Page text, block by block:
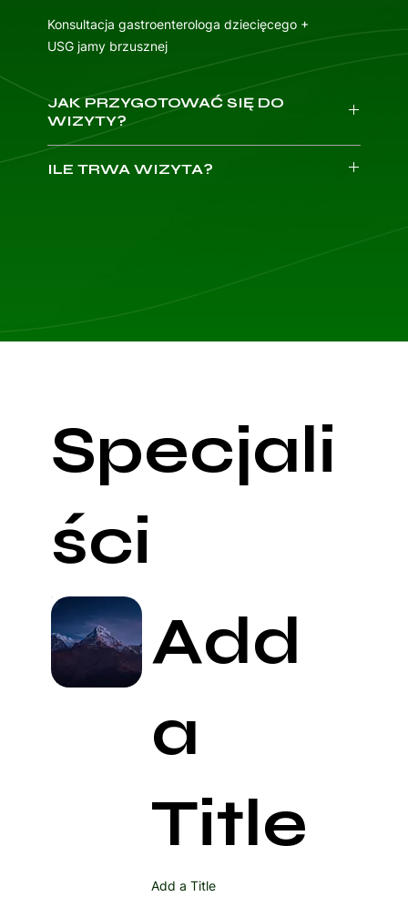
Konsultacja gastroenterologa dziecięcego +
USG jamy brzusznej
JAK PRZYGOTOWAĆ SIĘ DO
WIZYTY?
Przygotuj dokumentację medyczną dziecka:
ILE TRWA WIZYTA?
Specjali
ści
Add
a
Title
Add a Title